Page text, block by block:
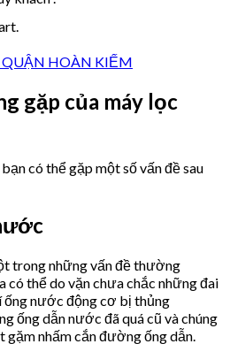
QUẬN HOÀN KIẾM
gặp của máy lọc
có thể gặp một số vấn đề sau
trong những vấn đề thường
có thể do vặn chưa chắc những đai
nước động cơ bị thủng
ống dẫn nước đã quá cũ và chúng
gặm nhấm cắn đường ống dẫn.